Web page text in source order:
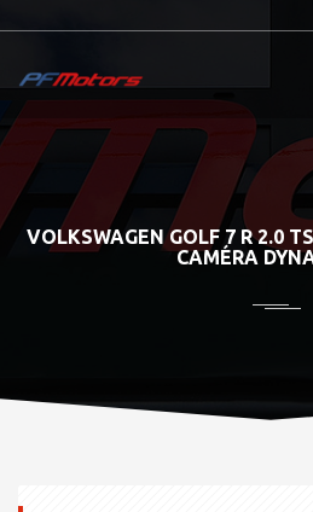
VOLKSWAGEN GOLF 7 R 2.0
CAMÉRA